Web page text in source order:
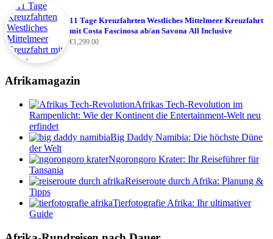
11 Tage Kreuzfahrten Westliches Mittelmeer Kreuzfahrt
mit Costa Fascinosa ab/an Savona All Inclusive
€1,299.00
Afrikamagazin
Afrikas Tech-Revolution im
Rampenlicht: Wie der Kontinent die Entertainment-Welt neu
erfindet
Big Daddy Namibia: Die höchste Düne
der Welt
Ngorongoro Krater: Ihr Reiseführer für
Tansania
Reiseroute durch Afrika: Planung &
Tipps
Tierfotografie Afrika: Ihr ultimativer
Guide